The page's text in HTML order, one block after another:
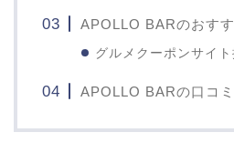
APOLLO BARのおす
グルメクーポンサイ
APOLLO BARの口コ